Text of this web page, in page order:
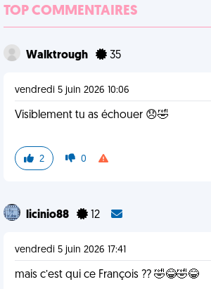
TOP COMMENTAIRES
Walktrough 35
vendredi 5 juin 2026 10:06
Visiblement tu as échouer 😞🤣
2 0
licinio88 12
vendredi 5 juin 2026 17:41
mais c’est qui ce François ?? 🤣😂🤣😂